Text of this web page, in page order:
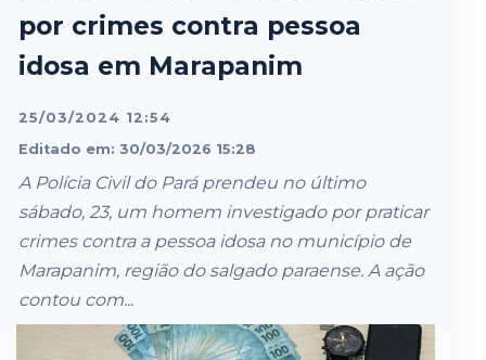
por crimes contra pessoa
idosa em Marapanim
25/03/2024 12:54
Editado em: 30/03/2026 15:28
A Polícia Civil do Pará prendeu no último
sábado, 23, um homem investigado por praticar
crimes contra a pessoa idosa no município de
Marapanim, região do salgado paraense. A ação
contou com...